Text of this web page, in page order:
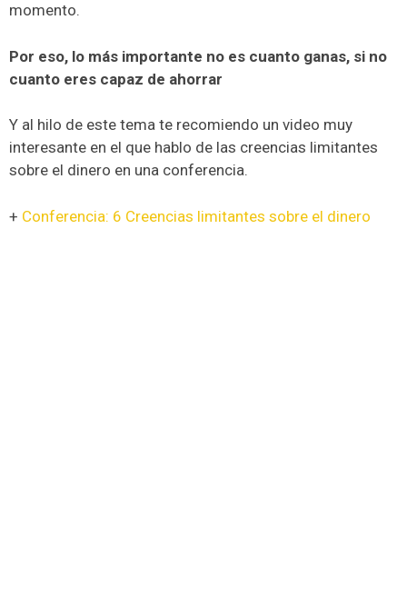
momento.
Por eso, lo más importante no es cuanto ganas, si no
cuanto eres capaz de ahorrar
Y al hilo de este tema te recomiendo un video muy
interesante en el que hablo de las creencias limitantes
sobre el dinero en una conferencia.
+ Conferencia: 6 Creencias limitantes sobre el dinero